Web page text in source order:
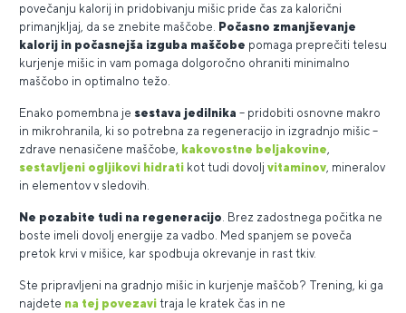
povečanju kalorij in pridobivanju mišic pride čas za kalorični
primanjkljaj, da se znebite maščobe. Počasno zmanjševanje
kalorij in počasnejša izguba maščobe pomaga preprečiti telesu
kurjenje mišic in vam pomaga dolgoročno ohraniti minimalno
maščobo in optimalno težo.
Enako pomembna je sestava jedilnika – pridobiti osnovne makro
in mikrohranila, ki so potrebna za regeneracijo in izgradnjo mišic –
zdrave nenasičene maščobe, kakovostne beljakovine
sestavljeni ogljikovi hidrati kot tudi dovolj vitaminov , mineralov
in elementov v sledovih.
Ne pozabite tudi na regeneracijo . Brez zadostnega počitka ne
boste imeli dovolj energije za vadbo. Med spanjem se poveča
pretok krvi v mišice, kar spodbuja okrevanje in rast tkiv.
Ste pripravljeni na gradnjo mišic in kurjenje maščob? Trening, ki ga
najdete na tej povezavi traja le kratek čas in ne